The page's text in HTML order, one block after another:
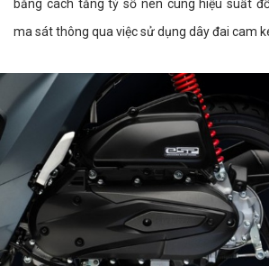
bằng cách tăng tỷ số nén cùng hiệu suất
ma sát thông qua việc sử dụng dây đai cam